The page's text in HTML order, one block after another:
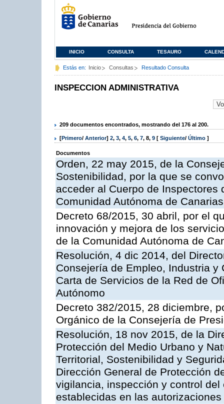
INICIO CONSULTA TESAURO
Estás en: Inicio Consultas Resultado Consulta
INSPECCION ADMINISTRATIVA
209 documentos encontrados, mostrando del 176 al 200.
[Primero/ Anterior] 2, 3, 4, 5, 6, 7, 8, 9 [ Siguiente/ Último ]
Documentos
Orden, 22 may 2015, de la
Sostenibilidad, por la que se
acceder al Cuerpo de
Comunidad Autónoma de Canarias
Decreto 68/2015, 30 abril, por el
innovación y mejora de los
de la Comunidad Autónoma de
Resolución, 4 dic 2014, del
Consejería de Empleo, Industria
Carta de Servicios de la Red de
Autónomo
Decreto 382/2015, 28 diciembre,
Orgánico de la Consejería de
Resolución, 18 nov 2015, de la
Protección del Medio Urbano y
Territorial, Sostenibilidad y
Dirección General de Protección
vigilancia, inspección y control
establecidas en las